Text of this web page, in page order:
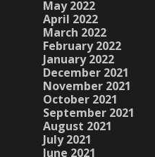
May 2022
April 2022
March 2022
February 2022
January 2022
December 2021
November 2021
October 2021
September 2021
August 2021
July 2021
June 2021